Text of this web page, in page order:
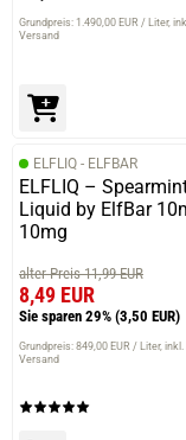
Grundpreis: 1.490,00 EUR / Liter
Versand
ELFLIQ - ELFBAR
ELFLIQ –
Liquid by ElfBar
10mg
alter Preis 11,99 EUR
8,49 EUR
Sie sparen 29% (3,50 EUR)
Grundpreis: 849,00 EUR / Liter inkl.
Versand